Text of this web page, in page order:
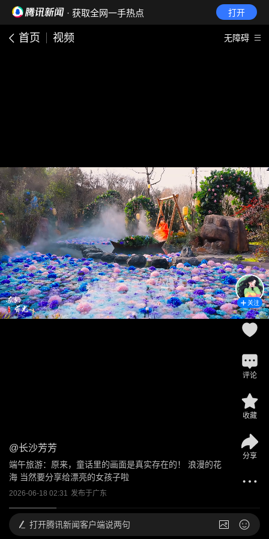
· 获取全网一手热点 打开
首页 视频 无障碍
@长沙芳芳
端午旅游：原来，童话里的画面是真实存在的！ 浪漫的花
海 当然要分享给漂亮的女孩子啦
2026-06-18 02:31 发布于广东
关注
评论
收藏
分享
打开腾讯新闻客户端说两句